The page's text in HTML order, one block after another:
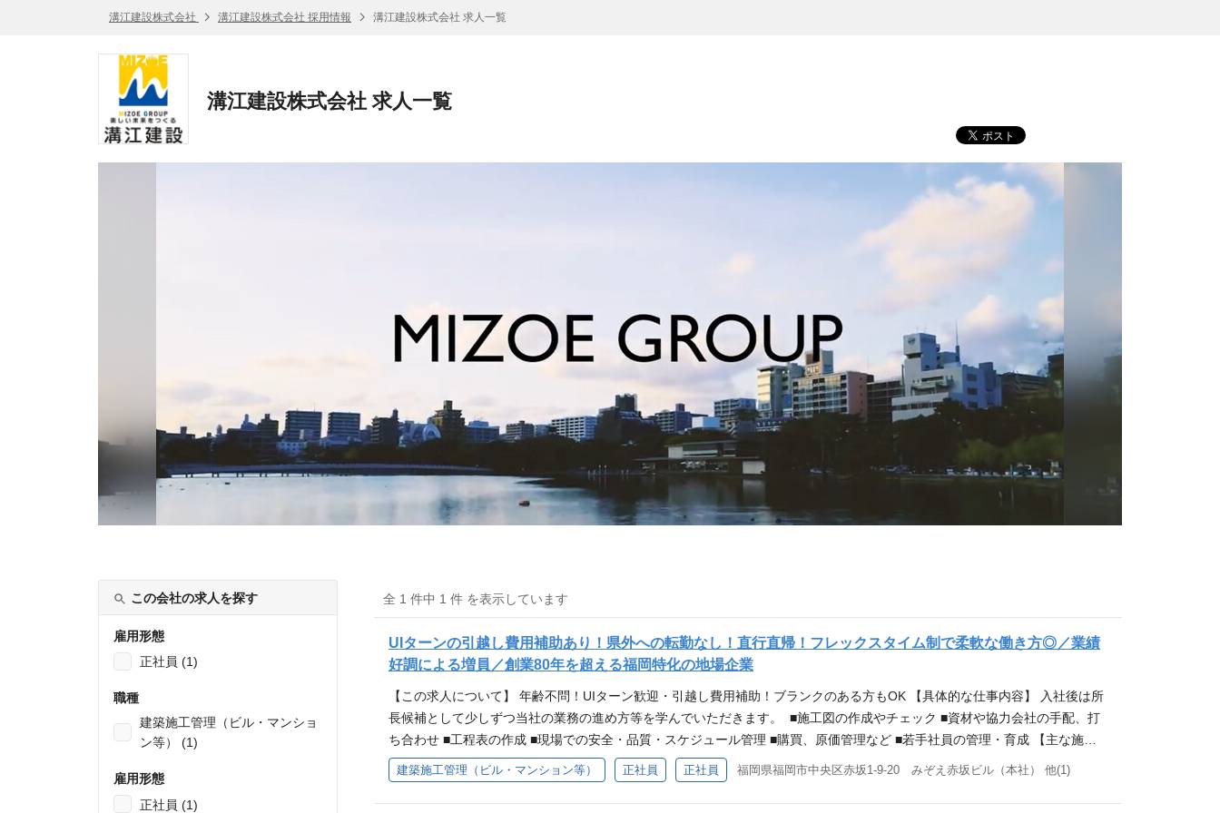
溝江建設株式会社 溝江建設株式会社 採用情報 溝江建設株式会社 求人一覧
溝江建設株式会社 求人一覧
この会社の求人を探す
雇用形態
正社員 (1)
職種
建築施工管理（ビル・マンショ
ン等） (1)
雇用形態
正社員 (1)
全 1 件中 1 件 を表示しています
UIターンの引越し費用補助あり！県外への転勤なし！直行直帰！フレックスタイム制で柔軟な働き方◎／業績
好調による増員／創業80年を超える福岡特化の地場企業
【この求人について】 年齢不問！UIターン歓迎・引越し費用補助！ブランクのある方もOK 【具体的な仕事内容】 入社後は所
長候補として少しずつ当社の業務の進め方等を学んでいただきます。 ■施工図の作成やチェック ■資材や協力会社の手配、打
ち合わせ ■工程表の作成 ■現場での安全・品質・スケジュール管理 ■購買、原価管理など ■若手社員の管理・育成 【主な施工
事例】※100％福岡県内の案件です。 ・住宅、マンション ・警察署、消防署 ・学校の校舎、体育館 ・神社仏閣 ・食品工場 ・
物流倉庫 ・動物園の獣舎 など 【必須条件】 ・普通自動車運転免許（AT限定可） 【歓迎スキル】 ・1級建築施工管理技士／
1級建築士 ・ビル、施設、マンションなど新築物件の施工管理経験 【こんな方を歓迎します】 ・明るく元気に業務に取り組む
建築施工管理（ビル・マンション等） 正社員 正社員 福岡県福岡市中央区赤坂1-9-20 みぞえ赤坂ビル（本社） 他(1)